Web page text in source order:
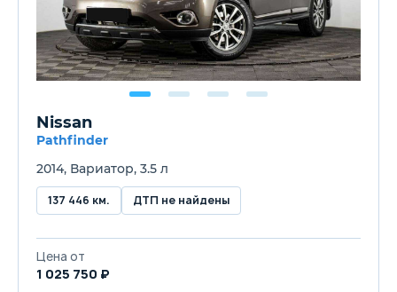
Nissan
Pathfinder
2014, Вариатор, 3.5 л
137 446 км. ДТП не найдены
Цена от
1 025 750 ₽